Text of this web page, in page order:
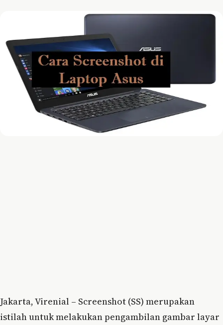
Jakarta, Virenial – Screenshot (SS) merupakan
istilah untuk melakukan pengambilan gambar layar